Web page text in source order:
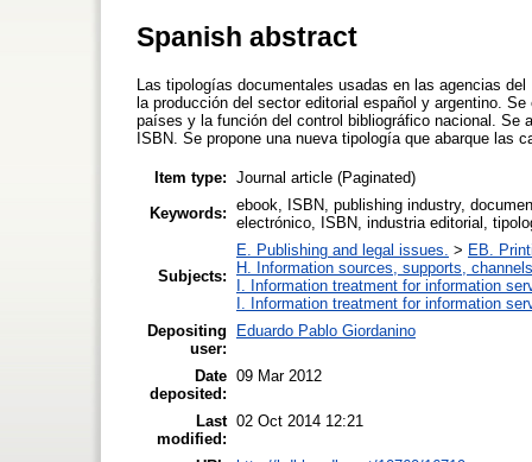
Spanish abstract
Las tipologías documentales usadas en las agencias
la producción del sector editorial español y argentino.
países y la función del control bibliográfico nacional. Se
ISBN. Se propone una nueva tipología que abarque las
Item type: Journal article (Paginated)
Keywords: ebook, ISBN, publishing industry,
electrónico, ISBN, industria editorial,
Subjects:
E. Publishing and legal issues. > EB.
H. Information sources, supports,
I. Information treatment for information
I. Information treatment for information
Depositing
user:
Eduardo Pablo Giordanino
Date
deposited:
09 Mar 2012
Last
modified:
02 Oct 2014 12:21